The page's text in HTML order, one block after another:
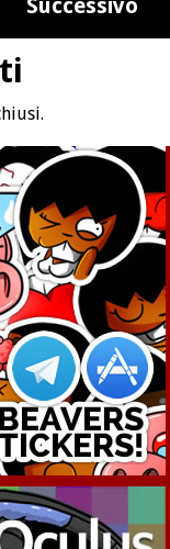
Successivo